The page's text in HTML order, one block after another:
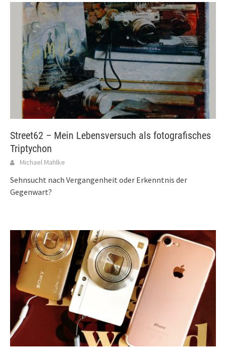
Street62 – Mein Lebensversuch als fotografisches
Triptychon
Michael Mahlke
Sehnsucht nach Vergangenheit oder Erkenntnis der
Gegenwart?